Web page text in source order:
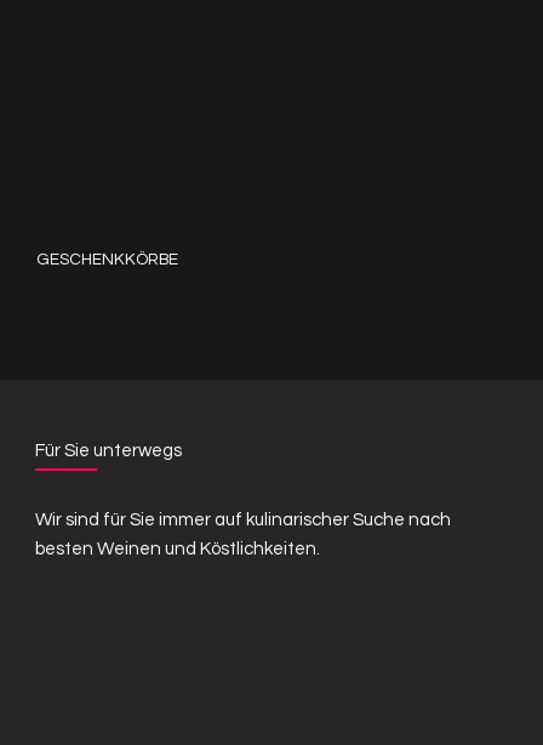
GESCHENKKÖRBE
Für Sie unterwegs
Wir sind für Sie immer auf kulinarischer Suche nach
besten Weinen und Köstlichkeiten.